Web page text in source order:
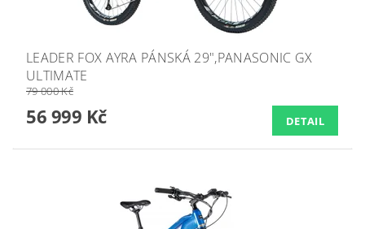
LEADER FOX AYRA PÁNSKÁ 29",PANASONIC GX
ULTIMATE
79 000 Kč
56 999 Kč DETAIL